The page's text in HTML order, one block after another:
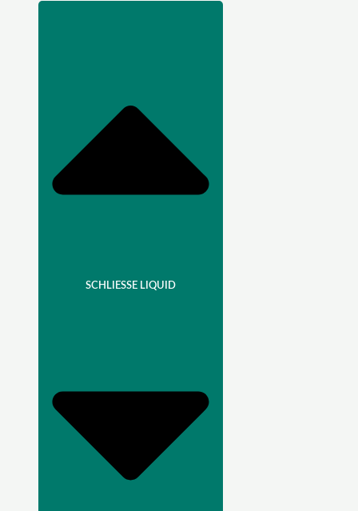
SCHLIESSE LIQUID